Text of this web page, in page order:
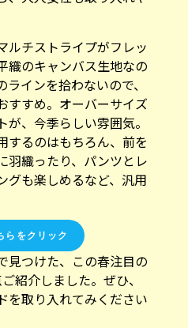
ルチストライプがフレッ
織のキャンバス生地なの
インを拾わないので、
すすめ。オーバーサイズ
、今季らしい雰囲気。
するのはもちろん、前を
羽織ったり、パンツとレ
グも楽しめるなど、汎用
らをクリック
見つけた、この春注目の
紹介しました。ぜひ、
を取り入れてみください